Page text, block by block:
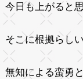
今日も上がると
そこに根拠らし
無知による蛮勇